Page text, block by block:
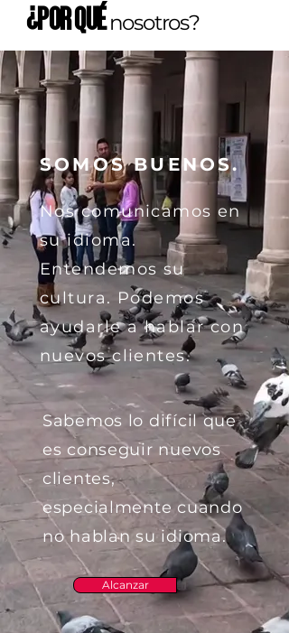
¿Por qué nosotros?
SOMOS BUENOS.
Nos comunicamos en
su idioma.
Entendemos su
cultura. Podemos
ayudarle a hablar con
nuevos clientes.
Sabemos lo difícil que
es conseguir nuevos
clientes,
especialmente cuando
no hablan su idioma.
Alcanzar